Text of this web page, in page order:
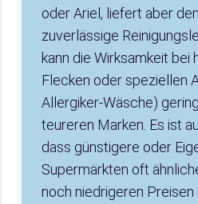
oder Ariel, liefert aber
zuverlässige
kann die Wirksamkeit bei
Flecken oder speziellen
Allergiker-Wäsche)
teureren Marken. Es ist
dass günstigere oder
Supermärkten oft
noch niedrigeren Preisen